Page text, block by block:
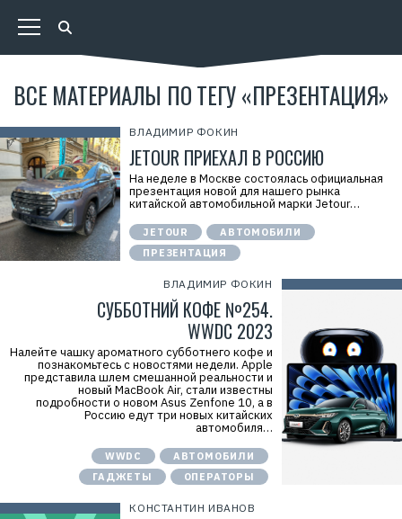
ВСЕ МАТЕРИАЛЫ ПО ТЕГУ «ПРЕЗЕНТАЦИЯ»
ВЛАДИМИР ФОКИН
JETOUR ПРИЕХАЛ В РОССИЮ
На неделе в Москве состоялась официальная
презентация новой для нашего рынка
китайской автомобильной марки Jetour…
JETOUR
АВТОМОБИЛИ
ПРЕЗЕНТАЦИЯ
ВЛАДИМИР ФОКИН
СУББОТНИЙ КОФЕ №254.
WWDC 2023
Налейте чашку ароматного субботнего кофе и
познакомьтесь с новостями недели. Apple
представила шлем смешанной реальности и
новый MacBook Air, стали известны
подробности о новом Asus Zenfone 10, а в
Россию едут три новых китайских
автомобиля…
WWDC
АВТОМОБИЛИ
ГАДЖЕТЫ
ОПЕРАТОРЫ
КОНСТАНТИН ИВАНОВ